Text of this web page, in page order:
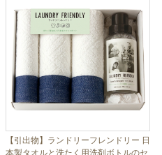
【引出物】ランドリーフレンドリー 日